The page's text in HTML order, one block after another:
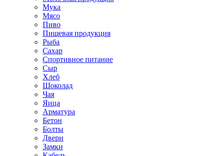
Мука
Мясо
Пиво
Пищевая продукция
Рыба
Сахар
Спортивное питание
Сыр
Хлеб
Шоколад
Чая
Яица
Арматура
Бетон
Болты
Двери
Замки